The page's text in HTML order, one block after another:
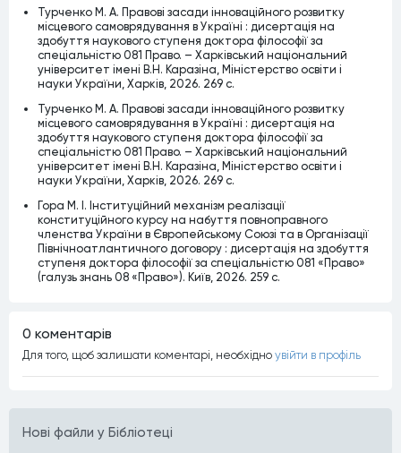
Нові файли у Бібліотеці
Турченко М. А. Правові засади інноваційного розвитку
місцевого самоврядування в Україні : дисертація на
здобуття наукового ступеня доктора філософії за
спеціальністю 081 Право. – Харківський національний
університет імені В.Н. Каразіна, Міністерство освіти і
науки України, Харків, 2026. 269 c.
Турченко М. А. Правові засади інноваційного розвитку
місцевого самоврядування в Україні : дисертація на
здобуття наукового ступеня доктора філософії за
спеціальністю 081 Право. – Харківський національний
університет імені В.Н. Каразіна, Міністерство освіти і
науки України, Харків, 2026. 269 c.
Гора М. І. Інституційний механізм реалізації
конституційного курсу на набуття повноправного
членства України в Європейському Союзі та в Організації
Північноатлантичного договору : дисертація на здобуття
ступеня доктора філософії за спеціальністю 081 «Право»
(галузь знань 08 «Право»). Київ, 2026. 259 с.
0 коментарiв
Для того, щоб залишати коментарi, необхiдно увiйти в профiль